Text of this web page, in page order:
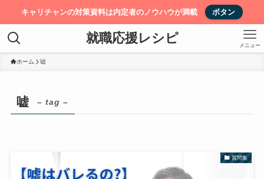
キャリチャンの対策資料は内定者のノウハウが満載 ボタン
就職応援レシピ メニュー
ホーム 嘘
嘘 – tag –
質問集